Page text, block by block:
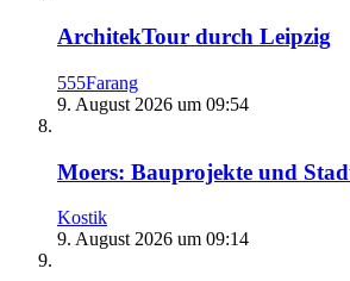
ArchitekTour durch Leipzig
555Farang
9. August 2026 um 09:54
Moers: Bauprojekte und
Kostik
9. August 2026 um 09:14